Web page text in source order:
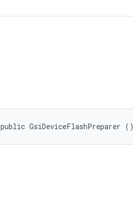
public GsiDeviceFlashPreparer ()